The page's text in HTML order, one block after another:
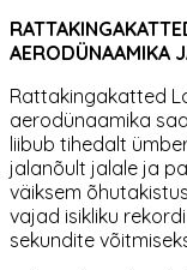
AERODÜNAAMIKA
Rattakingakatted
aerodünaamika
liibub tihedalt
jalanõult jalale ja
väiksem
vajad isikliku
sekundite